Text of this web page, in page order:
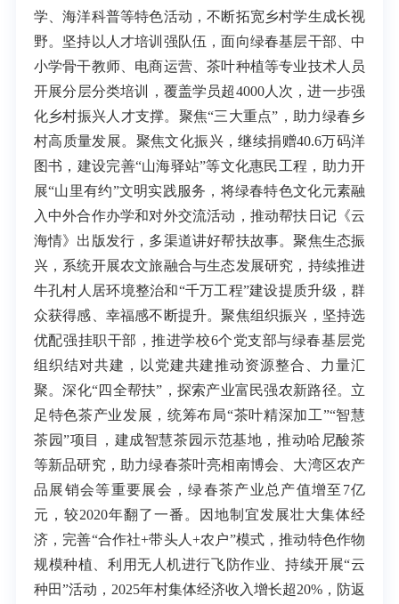
学、海洋科普等特色活动，不断拓宽乡村学生成长视
野。坚持以人才培训强队伍，面向绿春基层干部、中
小学骨干教师、电商运营、茶叶种植等专业技术人员
开展分层分类培训，覆盖学员超4000人次，进一步强
化乡村振兴人才支撑。聚焦“三大重点”，助力绿春乡
村高质量发展。聚焦文化振兴，继续捐赠40.6万码洋
图书，建设完善“山海驿站”等文化惠民工程，助力开
展“山里有约”文明实践服务，将绿春特色文化元素融
入中外合作办学和对外交流活动，推动帮扶日记《云
海情》出版发行，多渠道讲好帮扶故事。聚焦生态振
兴，系统开展农文旅融合与生态发展研究，持续推进
牛孔村人居环境整治和“千万工程”建设提质升级，群
众获得感、幸福感不断提升。聚焦组织振兴，坚持选
优配强挂职干部，推进学校6个党支部与绿春基层党
组织结对共建，以党建共建推动资源整合、力量汇
聚。深化“四全帮扶”，探索产业富民强农新路径。立
足特色茶产业发展，统筹布局“茶叶精深加工”“智慧
茶园”项目，建成智慧茶园示范基地，推动哈尼酸茶
等新品研究，助力绿春茶叶亮相南博会、大湾区农产
品展销会等重要展会，绿春茶产业总产值增至7亿
元，较2020年翻了一番。因地制宜发展壮大集体经
济，完善“合作社+带头人+农户”模式，推动特色作物
规模种植、利用无人机进行飞防作业、持续开展“云
种田”活动，2025年村集体经济收入增长超20%，防返